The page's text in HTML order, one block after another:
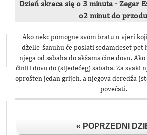
Dzień skraca się o 3 minuta - Zegar
o2 minut do
Ako neko pomogne svom bratu u vjeri
dželle-šanuhu će poslati sedamdeset pet
njega od sabaha do akšama čine dovu. Ako
ćiniti dovu do (sljedećeg) sabaha. Za svaki
oprošten jedan grijeh, a njegova deredža
povećati.
« POPRZEDNI